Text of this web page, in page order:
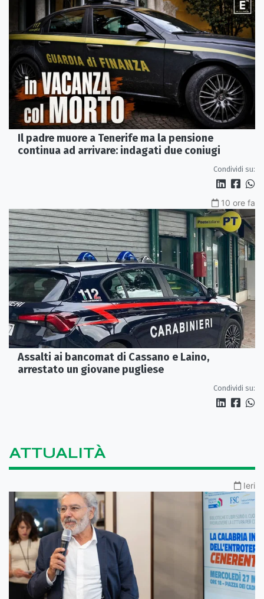
Il padre muore a Tenerife ma la pensione
continua ad arrivare: indagati due coniugi
Condividi su:
10 ore fa
Assalti ai bancomat di Cassano e Laino,
arrestato un giovane pugliese
Condividi su:
ATTUALITÀ
Ieri